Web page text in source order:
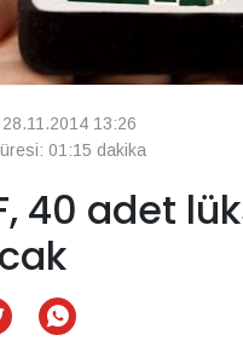
28.11.2014 13:26
01:15 dakika
40 adet